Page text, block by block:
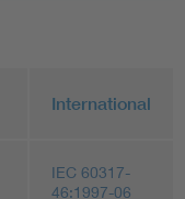
International
IEC 60317-
46:1997-06